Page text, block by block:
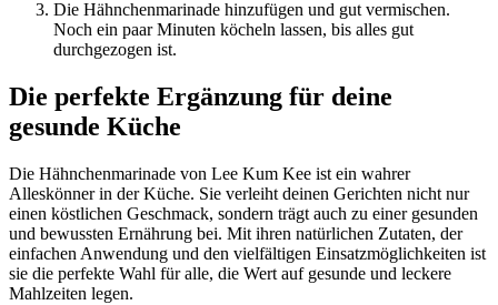
Die Hähnchenmarinade hinzufügen und gut vermischen.
Noch ein paar Minuten köcheln lassen, bis alles gut
durchgezogen ist.
Die perfekte Ergänzung für deine
gesunde Küche
Die Hähnchenmarinade von Lee Kum Kee ist ein wahrer
Alleskönner in der Küche. Sie verleiht deinen Gerichten nicht nur
einen köstlichen Geschmack, sondern trägt auch zu einer gesunden
und bewussten Ernährung bei. Mit ihren natürlichen Zutaten, der
einfachen Anwendung und den vielfältigen Einsatzmöglichkeiten ist
sie die perfekte Wahl für alle, die Wert auf gesunde und leckere
Mahlzeiten legen.